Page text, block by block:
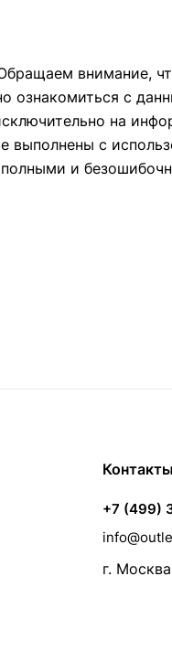
внимание,
ознакомиться с
на
выполнены с
и
Контакты
+7 (499)
г.